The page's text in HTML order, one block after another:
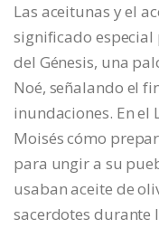
Las aceitunas y el
significado especial
del Génesis, una
Noé, señalando el
inundaciones. En el
Moisés cómo
para ungir a su
usaban aceite de
sacerdotes durante